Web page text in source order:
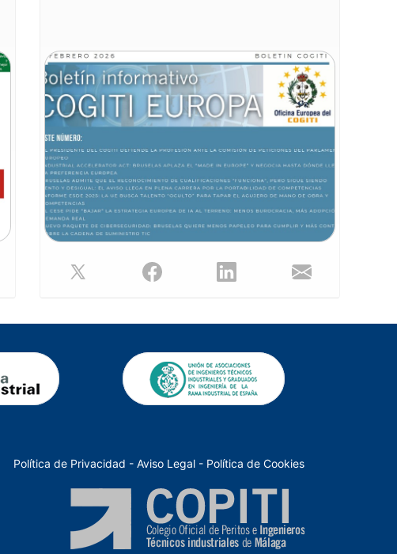
referencia para quienes desean estar informados
sobre el impacto de las decisiones europeas en la
ingeniería y el desarrollo industrial, tanto a nivel
nacional como internacional.
cogiti-europa-febrero-2026.pdf
(2 Mb) (
379
veces)
Política de Privacidad - Aviso Legal - Política de Cookies